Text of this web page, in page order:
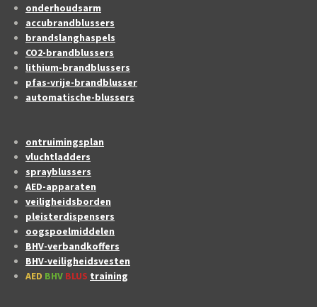
onderhoudsarm
accubrandblussers
brandslanghaspels
CO2-brandblussers
lithium-brandblussers
pfas-vrije-brandblusser
automatische-blussers
ontruimingsplan
vluchtladders
sprayblussers
AED-apparaten
veiligheidsborden
pleisterdispensers
oogspoelmiddelen
BHV-verbandkoffers
BHV-veiligheidsvesten
AED BHV BLUS training